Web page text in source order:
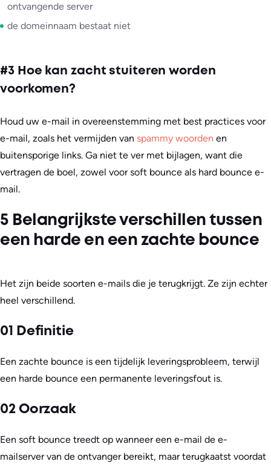
ontvangende server
de domeinnaam bestaat niet
#3 Hoe kan zacht stuiteren worden
voorkomen?
Houd uw e-mail in overeenstemming met best practices voor
e-mail, zoals het vermijden van spammy woorden en
buitensporige links. Ga niet te ver met bijlagen, want die
vertragen de boel, zowel voor soft bounce als hard bounce e-
mail.
5 Belangrijkste verschillen tussen
een harde en een zachte bounce
Het zijn beide soorten e-mails die je terugkrijgt. Ze zijn echter
heel verschillend.
01 Definitie
Een zachte bounce is een tijdelijk leveringsprobleem, terwijl
een harde bounce een permanente leveringsfout is.
02 Oorzaak
Een soft bounce treedt op wanneer een e-mail de e-
mailserver van de ontvanger bereikt, maar terugkaatst voordat